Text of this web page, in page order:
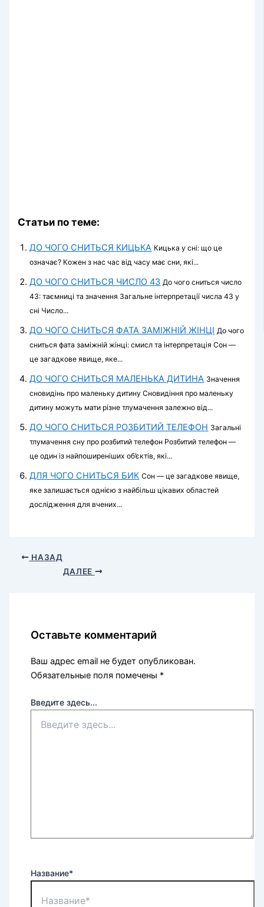
Статьи по теме:
ДО ЧОГО СНИТЬСЯ КИЦЬКА Кицька у сні: що це
означає? Кожен з нас час від часу має сни, які...
ДО ЧОГО СНИТЬСЯ ЧИСЛО 43 До чого сниться число
43: таємниці та значення Загальне інтерпретації числа 43 у
сні Число...
ДО ЧОГО СНИТЬСЯ ФАТА ЗАМІЖНІЙ ЖІНЦІ До чого
сниться фата заміжній жінці: смисл та інтерпретація Сон —
це загадкове явище, яке...
ДО ЧОГО СНИТЬСЯ МАЛЕНЬКА ДИТИНА Значення
сновидінь про маленьку дитину Сновидіння про маленьку
дитину можуть мати різне тлумачення залежно від...
ДО ЧОГО СНИТЬСЯ РОЗБИТИЙ ТЕЛЕФОН Загальні
тлумачення сну про розбитий телефон Розбитий телефон —
це один із найпоширеніших об’єктів, які...
ДЛЯ ЧОГО СНИТЬСЯ БИК Сон — це загадкове явище,
яке залишається однією з найбільш цікавих областей
дослідження для вчених...
НАЗАД
ДАЛЕЕ
Оставьте комментарий
Ваш адрес email не будет опубликован.
Обязательные поля помечены *
Введите здесь...
Название*